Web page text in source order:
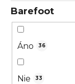
Barefoot
Áno 36
Nie 33